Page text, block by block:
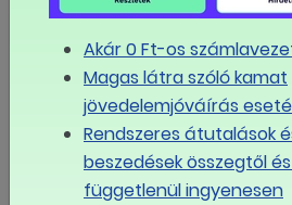
Boldog karácsonyt!
"A minimálbér referenciapont"
Akár 0 Ft-os
Magas látra szóló kamat
jövedelemjóváírás
Rendszeres átutalások
beszedések összegtől
függetlenül ingyenesen